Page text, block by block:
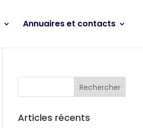
Annuaires et contacts
Articles récents